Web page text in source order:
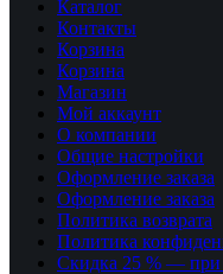
Каталог
Контакты
Корзина
Корзина
Магазин
Мой аккаунт
О компании
Общие настройки
Оформление заказа
Оформление заказа
Политика возврата
Политика
Скидка 25 % — при